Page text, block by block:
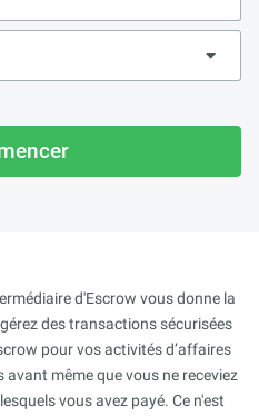
d'Escrow vous donne la
des transactions sécurisées
pour vos activités d’affaires
même que vous ne receviez
vous avez payé. Ce n'est